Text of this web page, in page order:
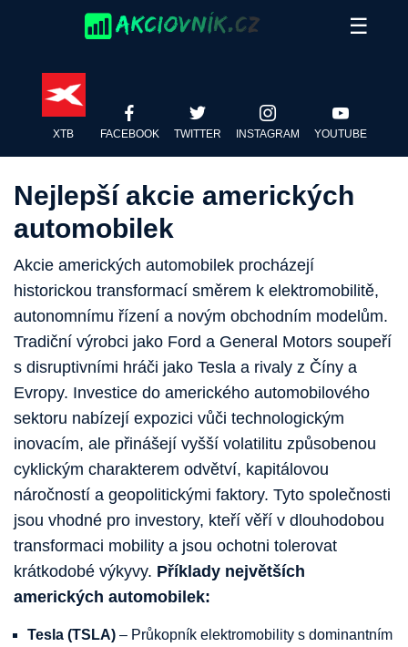
☰
XTB FACEBOOK TWITTER INSTAGRAM YOUTUBE
Nejlepší akcie amerických
automobilek
Akcie amerických automobilek procházejí
historickou transformací směrem k elektromobilitě,
autonomnímu řízení a novým obchodním modelům.
Tradiční výrobci jako Ford a General Motors soupeří
s disruptivními hráči jako Tesla a rivaly z Číny a
Evropy. Investice do amerického automobilového
sektoru nabízejí expozici vůči technologickým
inovacím, ale přinášejí vyšší volatilitu způsobenou
cyklickým charakterem odvětví, kapitálovou
náročností a geopolitickými faktory. Tyto společnosti
jsou vhodné pro investory, kteří věří v dlouhodobou
transformaci mobility a jsou ochotni tolerovat
krátkodobé výkyvy. Příklady největších
amerických automobilek:
Tesla (TSLA) – Průkopník elektromobility s dominantním